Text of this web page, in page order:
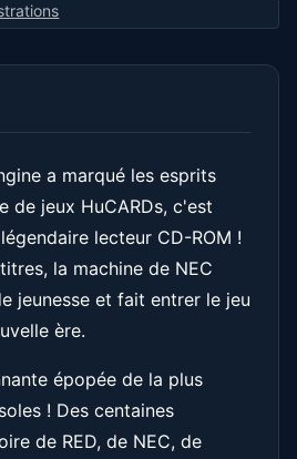
a marqué les esprits
de jeux HuCARDs, c'est
lecteur CD-ROM !
la machine de NEC
jeunesse et fait entrer le jeu
ère.
épopée de la plus
! Des centaines
de RED, de NEC, de